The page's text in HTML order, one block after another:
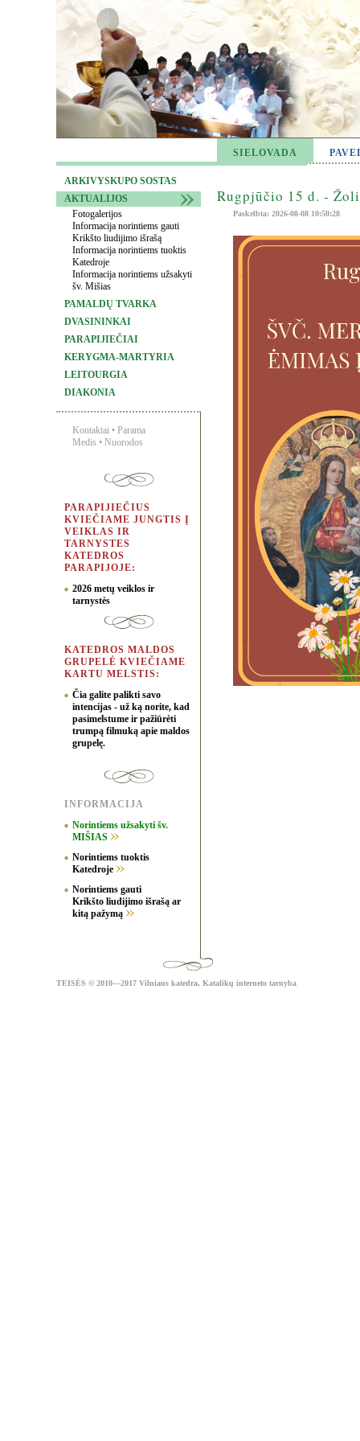
SIELOVADA
ARKIVYSKUPO SOSTAS
AKTUALIJOS
Fotogalerijos
Informacija norintiems gauti
Krikšto liudijimo išrašą
Informacija norintiems tuoktis
Katedroje
Informacija norintiems užsakyti
šv. Mišias
PAMALDŲ TVARKA
DVASININKAI
PARAPIJIEČIAI
KERYGMA-MARTYRIA
LEITOURGIA
DIAKONIA
Kontaktai • Parama
Medis • Nuorodos
PARAPIJIEČIUS
KVIEČIAME JUNGTIS Į
VEIKLAS IR
TARNYSTES
KATEDROS
PARAPIJOJE:
2026 metų veiklos ir
tarnystės
KATEDROS MALDOS
GRUPELĖ KVIEČIAME
KARTU MELSTIS:
Čia galite palikti savo
intencijas - už ką norite, kad
pasimelstume ir pažiūrėti
trumpą filmuką apie maldos
grupelę.
INFORMACIJA
Norintiems užsakyti šv.
MIŠIAS
Norintiems tuoktis
Katedroje
Norintiems gauti
Krikšto liudijimo išrašą ar
kitą pažymą
Rugpjūčio 15 d. -
Paskelbta: 2026-08-08 10:50:28
TEISĖS © 2010—2017 Vilniaus katedra, Katalikų interneto tarnyba